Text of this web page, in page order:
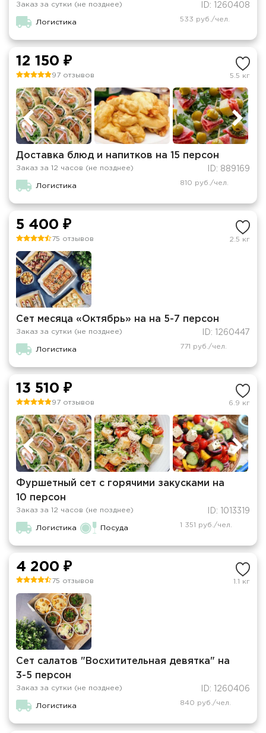
Заказ за сутки (не позднее) ID: 1260408
Логистика 533 руб./чел.
12 150 ₽
97 отзывов 5.5 кг
Доставка блюд и напитков на 15 персон
Заказ за 12 часов (не позднее) ID: 889169
Логистика 810 руб./чел.
5 400 ₽
75 отзывов 2.5 кг
Сет месяца «Октябрь» на на 5-7 персон
Заказ за сутки (не позднее) ID: 1260447
Логистика 771 руб./чел.
13 510 ₽
97 отзывов 6.9 кг
Фуршетный сет с горячими закусками на
10 персон
Заказ за 12 часов (не позднее) ID: 1013319
Логистика Посуда 1 351 руб./чел.
4 200 ₽
75 отзывов 1.1 кг
Сет салатов "Восхитительная девятка" на
3-5 персон
Заказ за сутки (не позднее) ID: 1260406
Логистика 840 руб./чел.